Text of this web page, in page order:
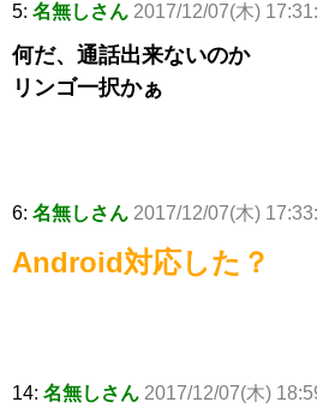
5: 名無しさん 2017/12/07(木)
何だ、通話出来ないのか
リンゴ一択かぁ
6: 名無しさん 2017/12/07(木)
Android対応した？
14: 名無しさん 2017/12/07(木)